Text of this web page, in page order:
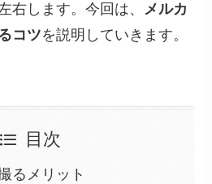
右します。今回は、 メルカ
コツを説明していきます。
目次
るメリット